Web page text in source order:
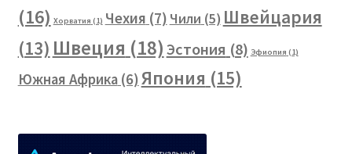
(16) Хорватия (1) Чехия (7) Чили (5) Швейцария
(13) Швеция (18)Эстония (8) Эфиопия (1)
Южная Африка(6)Япония (15)